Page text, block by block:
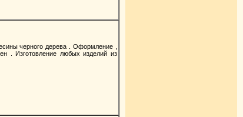
черного дерева . Оформление ,
. Изготовление любых изделий из